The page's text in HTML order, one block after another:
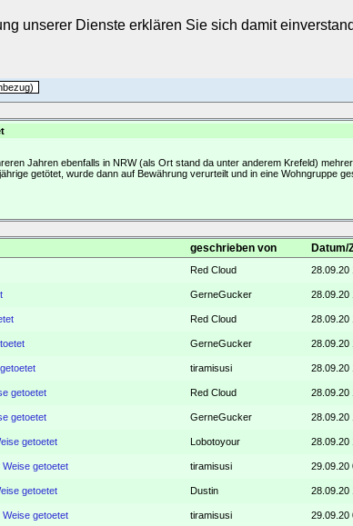
unserer Dienste erklären Sie sich damit
Jahren ebenfalls in NRW (als Ort stand da unter anderem Krefeld)
getötet, wurde dann auf Bewährung verurteilt und in eine Wohngruppe
geschrieben von Datum/
Red Cloud 28.09.20
GerneGucker 28.09.20
Red Cloud 28.09.20
GerneGucker 28.09.20
tiramisusi 28.09.20
getoetet Red Cloud 28.09.20
getoetet GerneGucker 28.09.20
getoetet Lobotoyour 28.09.20
getoetet tiramisusi 29.09.20
getoetet Dustin 28.09.20
getoetet tiramisusi 29.09.20